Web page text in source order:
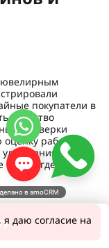
ювелирным
покупатели в
качество
проверки
работы
luxury, где
даю согласие на
в amoCRM